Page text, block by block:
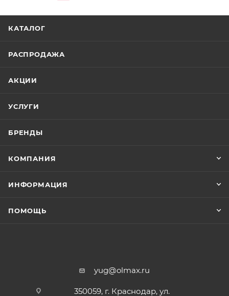
КАТАЛОГ
РАСПРОДАЖА
АКЦИИ
УСЛУГИ
БРЕНДЫ
КОМПАНИЯ
ИНФОРМАЦИЯ
ПОМОЩЬ
yug@olmax.ru
350059, г. Краснодар, ул.